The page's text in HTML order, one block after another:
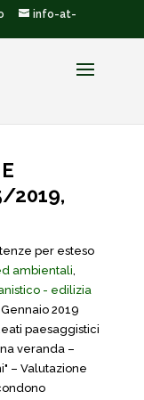
info-at-
2019,
per esteso
ambientali,
- edilizia
2019
paesaggistici
veranda –
– Valutazione